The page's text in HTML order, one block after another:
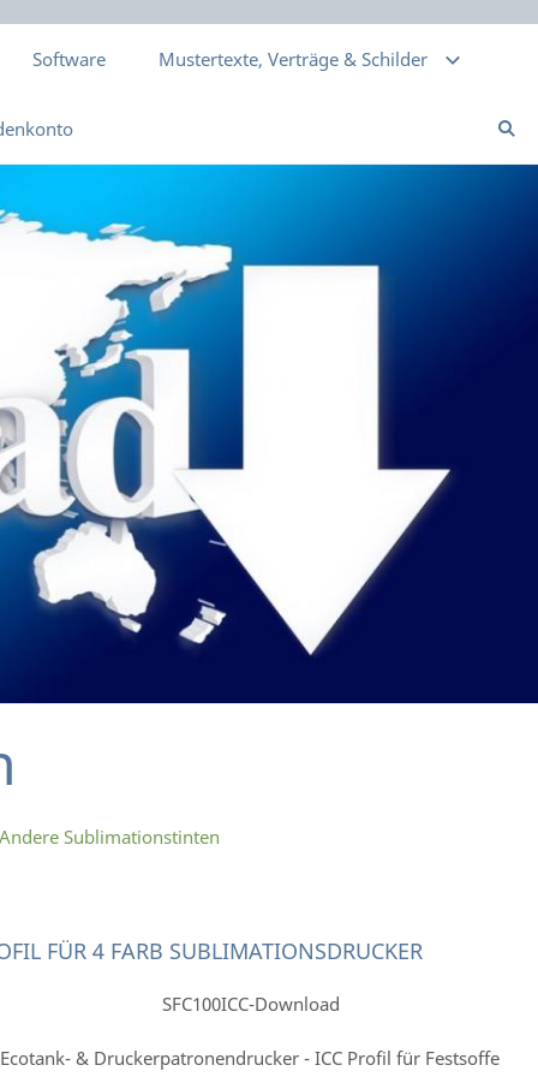
Software Mustertexte, Verträge & Schilder
Sublimationstinten
FÜR 4 FARB SUBLIMATIONSDRUCKER
SFC100ICC-Download
& Druckerpatronendrucker - ICC Profil für Festsoffe